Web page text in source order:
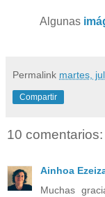
Algunas
Permalink martes,
Compartir
10 comentarios:
Ainhoa
Muchas